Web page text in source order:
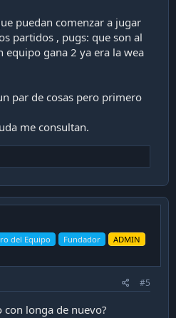
puedan comenzar a jugar
partidos , pugs: que son al
equipo gana 2 ya era la wea
par de cosas pero primero
me consultan.
del Equipo Fundador ADMIN
#5
longa de nuevo?